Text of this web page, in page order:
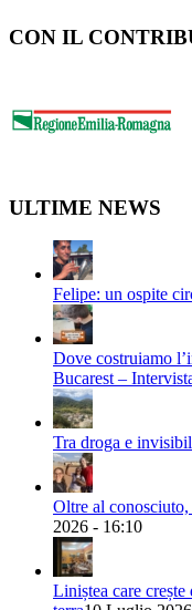
CON IL
ULTIME NEWS
Felipe: un ospite
Dove costruiamo
Bucarest –
Tra droga e
Oltre al
2026 - 16:10
Liniștea care crește